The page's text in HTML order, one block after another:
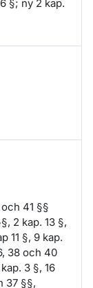
§; ny 2 kap.
41 §§
2 kap. 13 §,
11 §, 9 kap.
38 och 40
3 §, 16
37 §§,